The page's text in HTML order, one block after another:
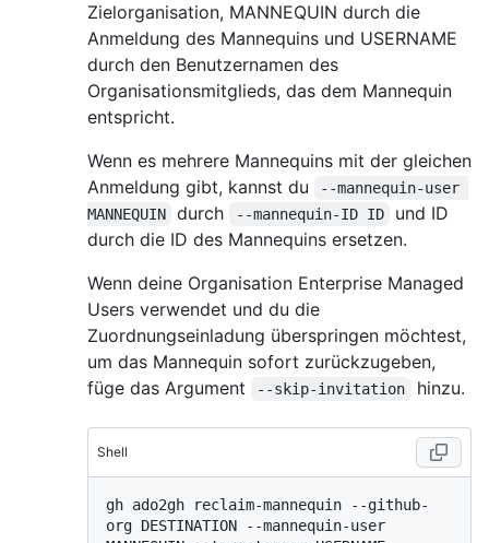
Zielorganisation, MANNEQUIN durch die
Anmeldung des Mannequins und USERNAME
durch den Benutzernamen des
Organisationsmitglieds, das dem Mannequin
entspricht.
Wenn es mehrere Mannequins mit der gleichen
Anmeldung gibt, kannst du
--mannequin-user
MANNEQUIN
durch --mannequin-ID ID
und ID
durch die ID des Mannequins ersetzen.
Wenn deine Organisation Enterprise Managed
Users verwendet und du die
Zuordnungseinladung überspringen möchtest,
um das Mannequin sofort zurückzugeben,
füge das Argument
--skip-invitation hinzu.
Shell
gh ado2gh reclaim-mannequin --github-
org DESTINATION --mannequin-user